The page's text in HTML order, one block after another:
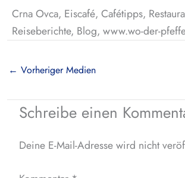
Crna Ovca, Eiscafé, Cafétipps,
Reiseberichte, Blog, www.wo-der-
← Vorheriger Medien
Schreibe einen
Deine E-Mail-Adresse wird nicht